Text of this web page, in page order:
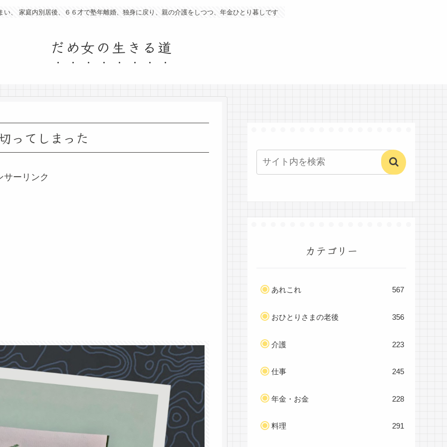
い、 家庭内別居後、６６才で塾年離婚、独身に戻り、親の介護をしつつ、年金ひとり暮しです
だめ女の生きる道
ってしまった
サーリンク
カテゴリー
あれこれ 567
おひとりさまの老後 356
介護 223
仕事 245
年金・お金 228
料理 291